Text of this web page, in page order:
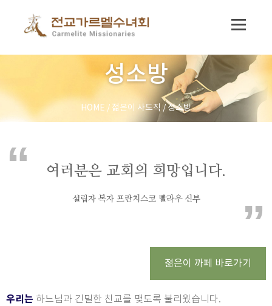
성소방
HOME / 젊은이 사도직 / 성소방
여러분은 교회의 희망입니다.
설립자 복자 프란치스코 빨라우 신부
젊은이 까페 바로가기
우리는 하느님과 긴밀한 친교를 맺도록 불리웠습니다.